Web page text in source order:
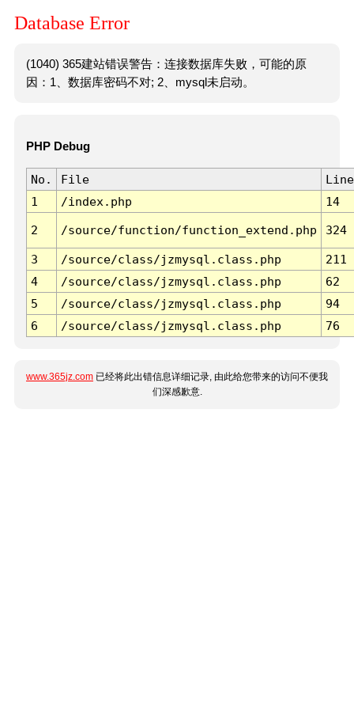
Database Error
(1040) 365建站错误警告：连接数据库失败，可能的原
因：1、数据库密码不对; 2、mysql未启动。
PHP Debug
No. File
Line
1
/index.php 14
2 /source/function/function_extend.php 324
3 /source/class/jzmysql.class.php
211
4
/source/class/jzmysql.class.php
62
5
/source/class/jzmysql.class.php
94
6
/source/class/jzmysql.class.php 76
www.365jz.com 已经将此出错信息详细记录, 由此给您带来的访问不便我
们深感歉意.